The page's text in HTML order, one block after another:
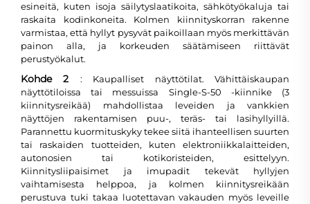
esineitä, kuten isoja säilytyslaatikoita, sähkötyökaluja tai
raskaita kodinkoneita. Kolmen kiinnityskorran rakenne
varmistaa, että hyllyt pysyvät paikoillaan myös merkittävän
painon alla, ja korkeuden säätämiseen riittävät
perustyökalut.
Kohde 2 : Kaupalliset näyttötilat. Vähittäiskaupan
näyttötiloissa tai messuissa Single-S-50 -kiinnike (3
kiinnitysreikää) mahdollistaa leveiden ja vankkien
näyttöjen rakentamisen puu-, teräs- tai lasihyllyillä.
Parannettu kuormituskyky tekee siitä ihanteellisen suurten
tai raskaiden tuotteiden, kuten elektroniikkalaitteiden,
autonosien tai kotikoristeiden, esittelyyn.
Kiinnitysliipaisimet ja imupadit tekevät hyllyjen
vaihtamisesta helppoa, ja kolmen kiinnitysreikään
perustuva tuki takaa luotettavan vakauden myös leveille